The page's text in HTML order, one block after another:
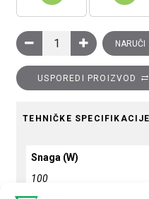
Grijač PTC, 100 W, 110-
NARUČI
USPOREDI PROIZVOD
TEHNIČKE SPECIFIKACIJE
Snaga (W)
100